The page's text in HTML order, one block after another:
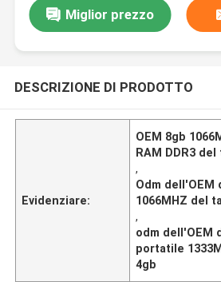
Miglior prezzo
DESCRIZIONE DI PRODOTTO
Evidenziare:
OEM 8gb
RAM DDR3
,
Odm dell'OEM
1066MHZ del
,
odm dell'OEM
portatile
4gb